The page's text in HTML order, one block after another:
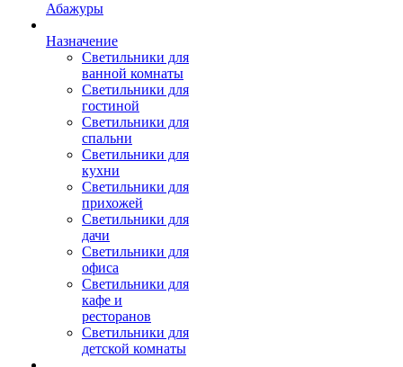
Абажуры
Назначение
Светильники для
ванной комнаты
Светильники для
гостиной
Светильники для
спальни
Светильники для
кухни
Светильники для
прихожей
Светильники для
дачи
Светильники для
офиса
Светильники для
кафе и
ресторанов
Светильники для
детской комнаты